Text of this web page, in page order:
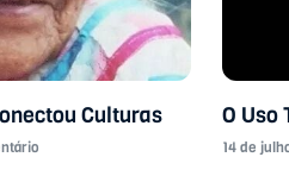
Culturas O Uso
14 de